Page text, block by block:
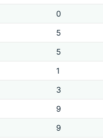
0
5
5
1
3
9
9